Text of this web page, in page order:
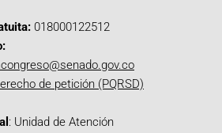
018000122512
de petición (PQRSD)
: Unidad de Atención